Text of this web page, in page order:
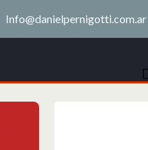
Info@danielpernigotti.com.ar